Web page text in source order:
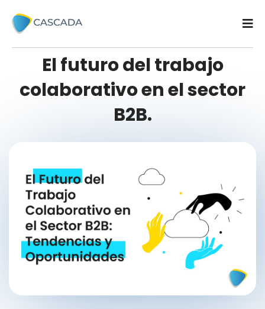
El futuro del trabajo
colaborativo en el sector
B2B.